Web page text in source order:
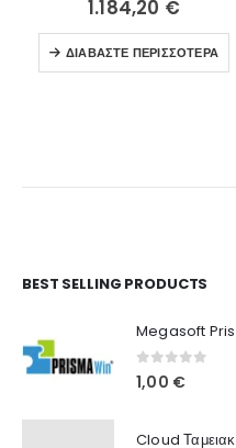
1.184,20 €
ΔΙΑΒΆΣΤΕ ΠΕΡΙΣΣΌΤΕΡΑ
BEST SELLING PRODUCTS
Megasoft
0 out of 5
1,00 €
Ο Λογαριασμός μου
Στοιχεία λογαριασμού
Παραγγελίες